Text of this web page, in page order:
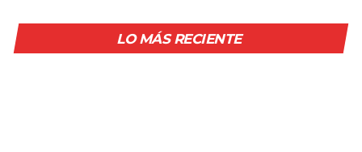
LO MÁS RECIENTE